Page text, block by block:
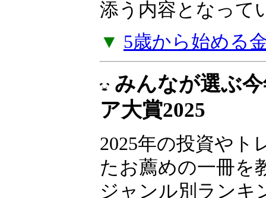
なってほしい。そ
添う内容となって
▼ 5歳から始める
みんなが選ぶ
ア大賞2025
2025年の投資やト
たお薦めの一冊を